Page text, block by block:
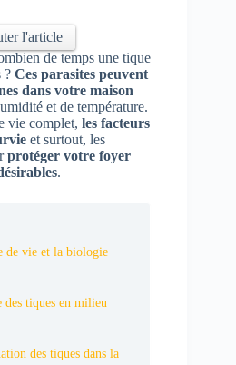
l'article
de temps une tique
? Ces parasites peuvent
dans votre maison
et de température.
vie complet, les facteurs
et surtout, les
protéger votre foyer
.
de vie et la biologie
tiques en milieu
des tiques dans la